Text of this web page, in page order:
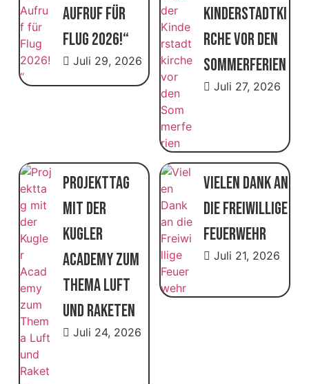
Aufruf für
Flug 2026!“
Juli 29, 2026
Kinderstadtki
rche vor den
Sommerferien
Juli 27, 2026
Projekttag
mit der
Kugler
Academy zum
Thema Luft
und Raketen
Juli 24, 2026
Vielen Dank an
die Freiwillige
Feuerwehr
Juli 21, 2026